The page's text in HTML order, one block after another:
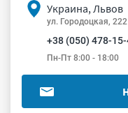
Украина, Львов
ул. Городоцкая, 222
+38 (050) 478-
Пн-Пт 8:00 - 18:00